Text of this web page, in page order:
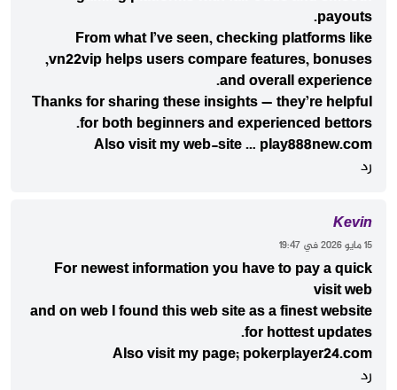
payouts.
From what I’ve seen, checking platforms like
vn22vip helps users compare features, bonuses,
and overall experience.
Thanks for sharing these insights — they’re helpful
for both beginners and experienced bettors.
Also visit my web-site … play888new.com
رد
Kevin
‫15 مايو 2026 في 19:47
For newest information you have to pay a quick
visit web
and on web I found this web site as a finest website
for hottest updates.
Also visit my page;pokerplayer24.com
رد